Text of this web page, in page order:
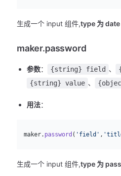
生成一个 input 组件,type 为 date
maker.password
参数： {string} field 、
{string} value 、
用法：
  maker.
password ( 'field' ,
生成一个 input 组件,type 为